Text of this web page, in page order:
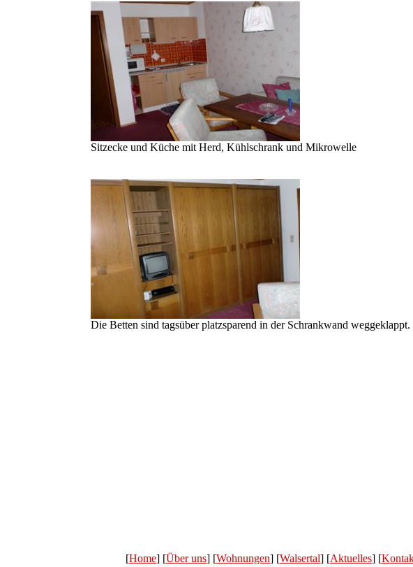
Sitzecke und Küche mit Herd, Kühlschrank und Mikrowelle
Die Betten sind tagsüber platzsparend in der Schrankwand weggeklappt.
[Home] [Über uns] [Wohnungen] [Walsertal] [Aktuelles] [